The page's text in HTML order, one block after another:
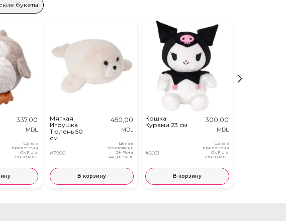
букеты
337,00
MDL
Цена в
приложении
Ok Flora
330,00 MDL
Мягкая
Игрушка
Тюлень 50
см
#7960
450,00
MDL
Цена в
приложении
Ok Flora
440,00 MDL
В корзину
Кошка
Курами 23 см
#8031
300,00
MDL
Цена в
приложении
Ok Flora
290,00 MDL
В корзину